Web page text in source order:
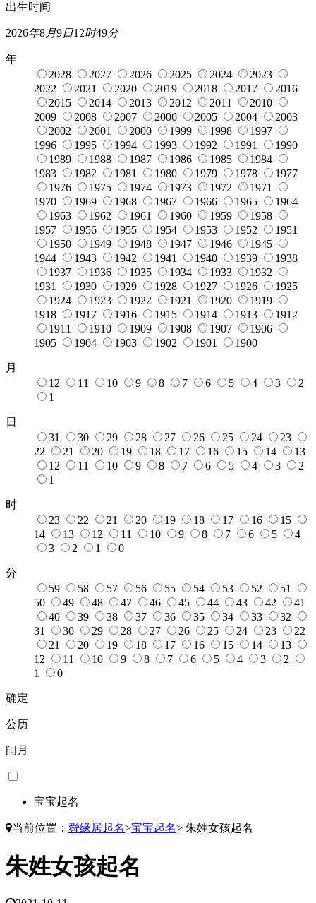
出生时间
2026年8月9日12时49分
年
2028
2027 2026 2025 2024
2023
2022
2021 2020 2019 2018 2017
2016
2015
2014 2013 2012 2011
2010
2009
2008 2007 2006 2005 2004
2003
2002
2001 2000 1999 1998
1997
1996
1995 1994 1993 1992 1991
1990
1989
1988 1987 1986 1985
1984
1983
1982 1981 1980 1979 1978
1977
1976
1975 1974 1973 1972
1971
1970
1969 1968 1967 1966 1965
1964
1963
1962 1961 1960 1959
1958
1957
1956 1955 1954 1953 1952
1951
1950
1949 1948 1947 1946
1945
1944
1943 1942 1941 1940 1939
1938
1937
1936 1935 1934 1933
1932
1931
1930 1929 1928 1927 1926
1925
1924
1923 1922 1921 1920
1919
1918
1917 1916 1915 1914 1913
1912
1911
1910 1909 1908 1907
1906
1905
1904 1903 1902 1901 1900
月
12
11 10 9 8 7 6 5 4 3
2
1
日
31
30 29 28 27 26 25 24
23
22
21 20 19 18 17 16 15 14
13
12
11 10 9 8 7 6 5 4 3
2
1
时
23
22 21 20 19 18 17 16
15
14
13 12 11 10 9 8 7 6 5
4
3
2 1 0
分
59
58 57 56 55 54 53 52
51
50
49 48 47 46 45 44 43 42
41
40
39 38 37 36 35 34 33
32
31
30 29 28 27 26 25 24 23
22
21
20 19 18 17 16 15 14
13
12
11 10 9 8 7 6 5 4 3
2
1
0
确定
公历
闰月
宝宝起名
当前位置： 舜缘居起名>宝宝起名> 朱姓女孩起名
朱姓女孩起名